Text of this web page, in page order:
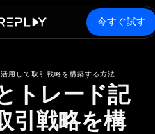
今すぐ試す
用して取引戦略を構築する方法
トレード記
引戦略を構